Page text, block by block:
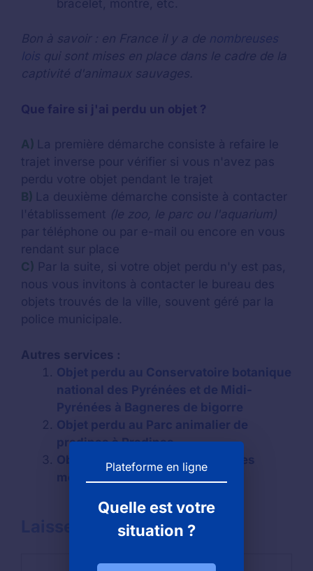
bracelet, montre, etc.
Bon à savoir : en France il y a de nombreuses
lois qui sont mises en place dans le cadre de la
captivité d'animaux sauvages.
Que faire si j'ai perdu un objet ?
A) La première démarche consiste à refaire le
trajet inverse pour vérifier si vous n'avez pas
perdu votre objet pendant le trajet
B) La deuxième démarche consiste à contacter
l'établissement (le zoo, le parc ou l'aquarium)
par téléphone ou par e-mail ou encore en vous
rendant sur place
C) Par la suite, si votre objet perdu n'y est pas,
nous vous invitons à contacter le bureau des
objets trouvés de la ville, souvent géré par la
police municipale.
Autres services :
Objet perdu au Conservatoire botanique
national des Pyrénées et de Midi-
Pyrénées à Bagneres de bigorre
Objet perdu au Parc animalier de
pradinas à Pradinas
Objet perdu au Parc animalier des
monts de gueret à Ste feyre
Laisser un commentaire
Plateforme en ligne
Quelle est votre
situation ?